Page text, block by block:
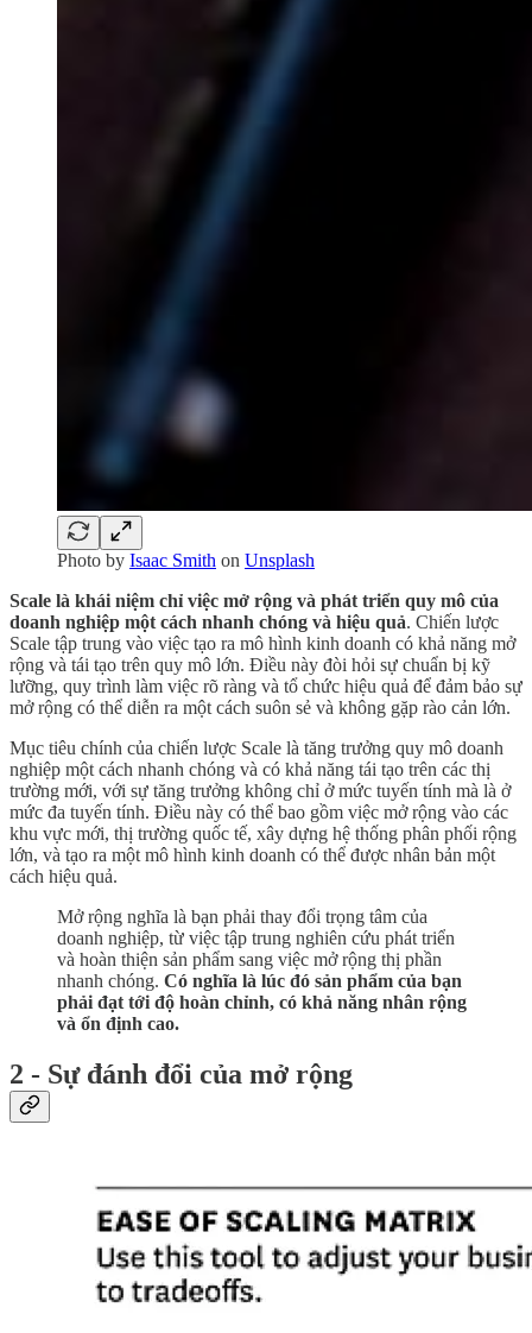
Photo by Isaac Smith on Unsplash
Scale là khái niệm chỉ việc mở rộng và phát triển quy mô của
doanh nghiệp một cách nhanh chóng và hiệu quả. Chiến lược
Scale tập trung vào việc tạo ra mô hình kinh doanh có khả năng mở
rộng và tái tạo trên quy mô lớn. Điều này đòi hỏi sự chuẩn bị kỹ
lưỡng, quy trình làm việc rõ ràng và tổ chức hiệu quả để đảm bảo sự
mở rộng có thể diễn ra một cách suôn sẻ và không gặp rào cản lớn.
Mục tiêu chính của chiến lược Scale là tăng trưởng quy mô doanh
nghiệp một cách nhanh chóng và có khả năng tái tạo trên các thị
trường mới, với sự tăng trưởng không chỉ ở mức tuyến tính mà là ở
mức đa tuyến tính. Điều này có thể bao gồm việc mở rộng vào các
khu vực mới, thị trường quốc tế, xây dựng hệ thống phân phối rộng
lớn, và tạo ra một mô hình kinh doanh có thể được nhân bản một
cách hiệu quả.
Mở rộng nghĩa là bạn phải thay đổi trọng tâm của
doanh nghiệp, từ việc tập trung nghiên cứu phát triển
và hoàn thiện sản phẩm sang việc mở rộng thị phần
nhanh chóng. Có nghĩa là lúc đó sản phẩm của bạn
phải đạt tới độ hoàn chỉnh, có khả năng nhân rộng
và ổn định cao.
2 - Sự đánh đổi của mở rộng